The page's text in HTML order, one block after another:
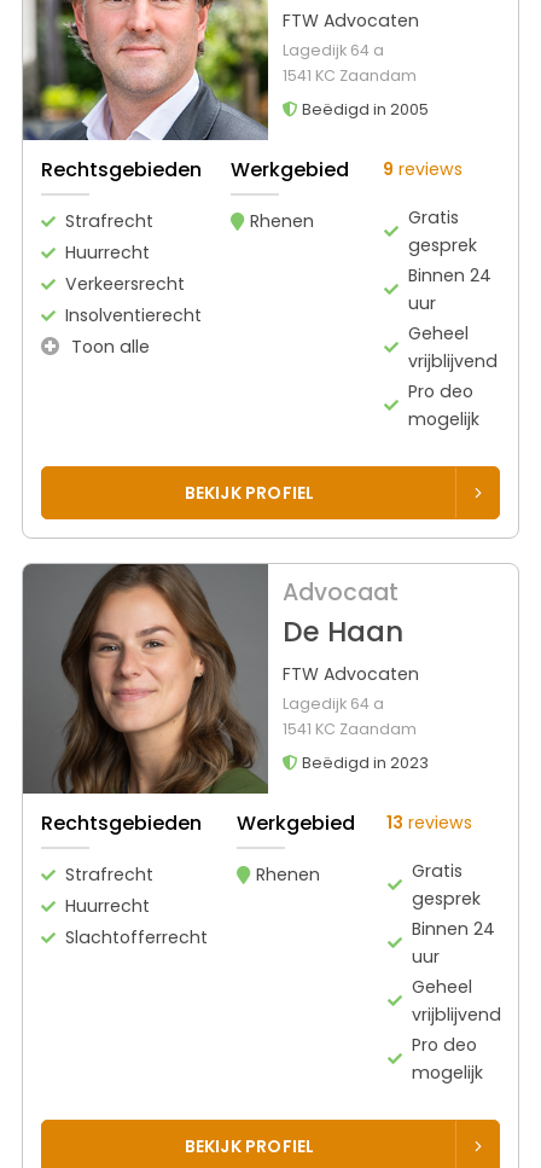
FTW Advocaten
Lagedijk 64 a
1541 KC Zaandam
Beëdigd in 2005
Rechtsgebieden
Strafrecht
Huurrecht
Verkeersrecht
Insolventierecht
Toon alle
Werkgebied
Rhenen
9 reviews
Gratis
gesprek
Binnen 24
uur
Geheel
vrijblijvend
Pro deo
mogelijk
BEKIJK PROFIEL
Advocaat
De Haan
FTW Advocaten
Lagedijk 64 a
1541 KC Zaandam
Beëdigd in 2023
Rechtsgebieden
Strafrecht
Huurrecht
Slachtofferrecht
Werkgebied
Rhenen
13 reviews
Gratis
gesprek
Binnen 24
uur
Geheel
vrijblijvend
Pro deo
mogelijk
BEKIJK PROFIEL